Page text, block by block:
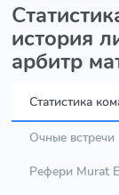
история
арбитр
Статистика
Очные встречи
Рефери Murat